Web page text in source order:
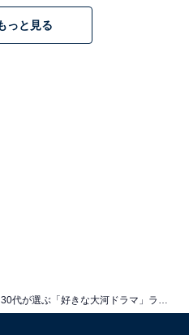
役だったと思う男性俳優ラ
っと見る